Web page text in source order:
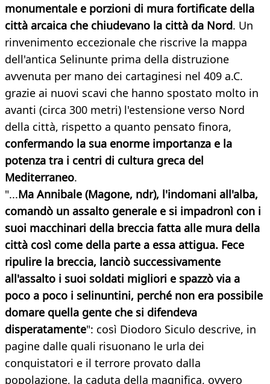
monumentale e porzioni di mura fortificate della
città arcaica che chiudevano la città da Nord. Un
rinvenimento eccezionale che riscrive la mappa
dell'antica Selinunte prima della distruzione
avvenuta per mano dei cartaginesi nel 409 a.C.
grazie ai nuovi scavi che hanno spostato molto in
avanti (circa 300 metri) l'estensione verso Nord
della città, rispetto a quanto pensato finora,
confermando la sua enorme importanza e la
potenza tra i centri di cultura greca del
Mediterraneo.
"...Ma Annibale (Magone, ndr), l'indomani all'alba,
comandò un assalto generale e si impadronì con i
suoi macchinari della breccia fatta alle mura della
città così come della parte a essa attigua. Fece
ripulire la breccia, lanciò successivamente
all'assalto i suoi soldati migliori e spazzò via a
poco a poco i selinuntini, perché non era possibile
domare quella gente che si difendeva
disperatamente": così Diodoro Siculo descrive, in
pagine dalle quali risuonano le urla dei
conquistatori e il terrore provato dalla
popolazione, la caduta della magnifica, ovvero